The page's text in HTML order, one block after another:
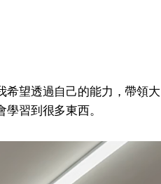
希望透過自己的能力，帶領大
習到很多東西。